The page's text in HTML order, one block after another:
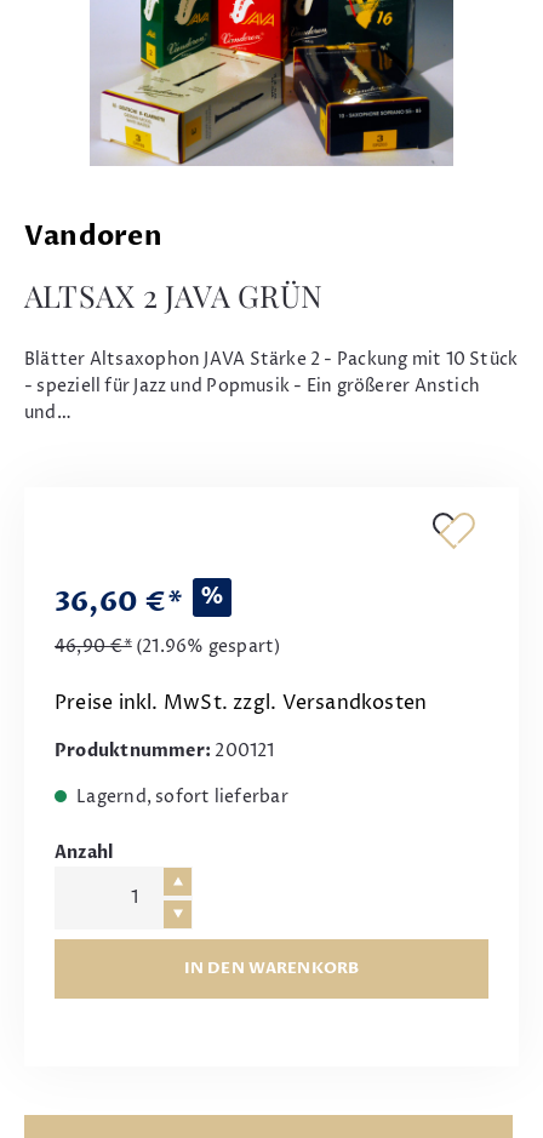
Vandoren
ALTSAX 2 JAVA GRÜN
Blätter Altsaxophon JAVA Stärke 2 - Packung mit 10 Stück
- speziell für Jazz und Popmusik - Ein größerer Anstich
und…
36,60 €* %
46,90 €* (21.96% gespart)
Preise inkl. MwSt. zzgl. Versandkosten
Produktnummer: 200121
Lagernd, sofort lieferbar
Anzahl
IN DEN WARENKORB